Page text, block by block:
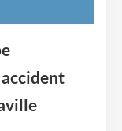
accident